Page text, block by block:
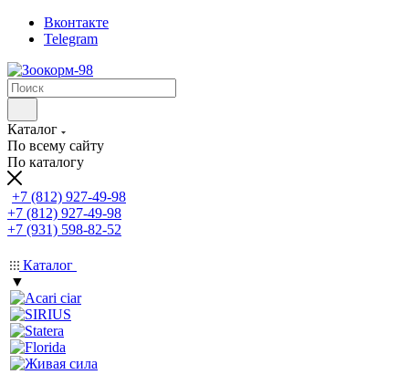
Вконтакте
Telegram
Каталог
По всему сайту
По каталогу
+7 (812) 927-49-98
+7 (812) 927-49-98
+7 (931) 598-82-52
Каталог
▼